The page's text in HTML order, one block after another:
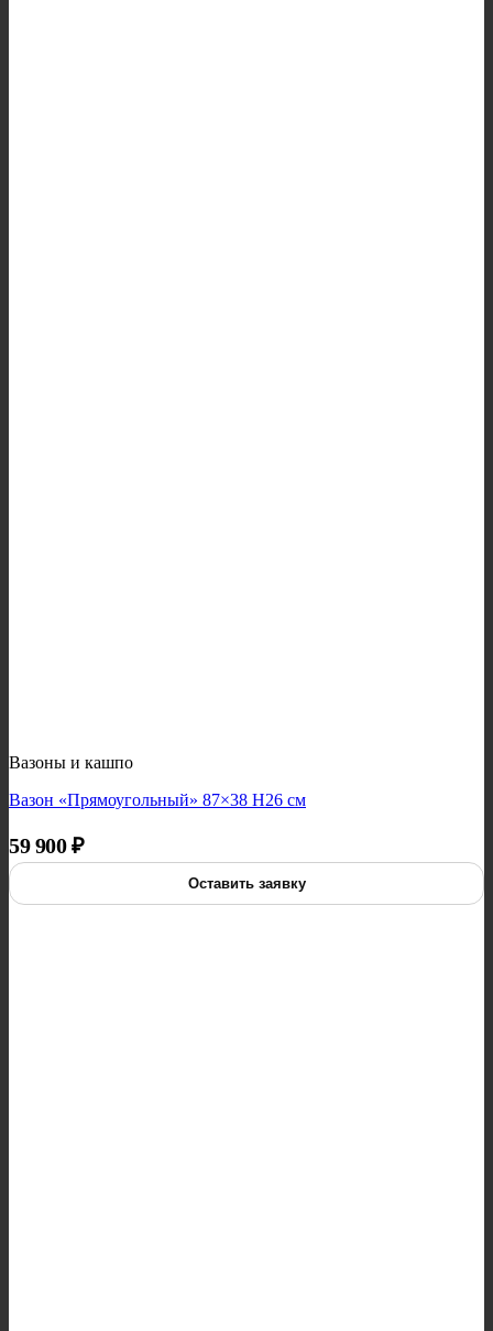
Вазоны и кашпо
Вазон «Прямоугольный» 87×38 H26 см
59 900₽
Оставить заявку